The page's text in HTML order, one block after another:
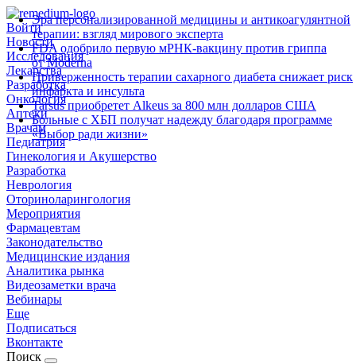
Войти
Новости
Исследования
Лекарства
Разработка
Онкология
Аптеки
Врачам
Педиатрия
Гинекология и Акушерство
Разработка
Неврология
Оториноларингология
Мероприятия
Фармацевтам
Законодательство
Медицинские издания
Аналитика рынка
Видеозаметки врача
Вебинары
Еще
Подписаться
Вконтакте
Поиск
Эра персонализированной медицины и антикоагулянтной
терапии: взгляд мирового эксперта
FDA одобрило первую мРНК‑вакцину против гриппа
от Moderna
Приверженность терапии сахарного диабета снижает риск
инфаркта и инсульта
Tarsus приобретет Alkeus за 800 млн долларов США
Больные с ХБП получат надежду благодаря программе
«Выбор ради жизни»